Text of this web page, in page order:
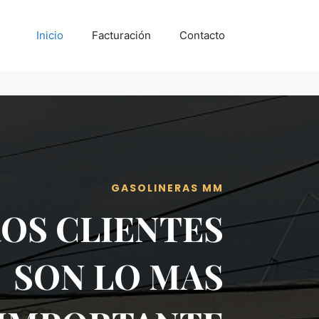
Inicio Facturación Contacto
GASOLINERAS MM
CLIENTES
SON LO MAS